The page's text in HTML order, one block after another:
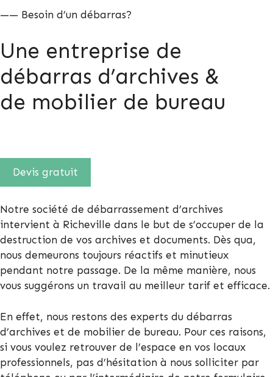
—— Besoin d’un débarras?
Une entreprise de
débarras d’archives &
de mobilier de bureau
Devis gratuit
Notre société de débarrassement d’archives
intervient à Richeville dans le but de s’occuper de la
destruction de vos archives et documents. Dès qua,
nous demeurons toujours réactifs et minutieux
pendant notre passage. De la même manière, nous
vous suggérons un travail au meilleur tarif et efficace.
En effet, nous restons des experts du débarras
d’archives et de mobilier de bureau. Pour ces raisons,
si vous voulez retrouver de l’espace en vos locaux
professionnels, pas d’hésitation à nous solliciter par